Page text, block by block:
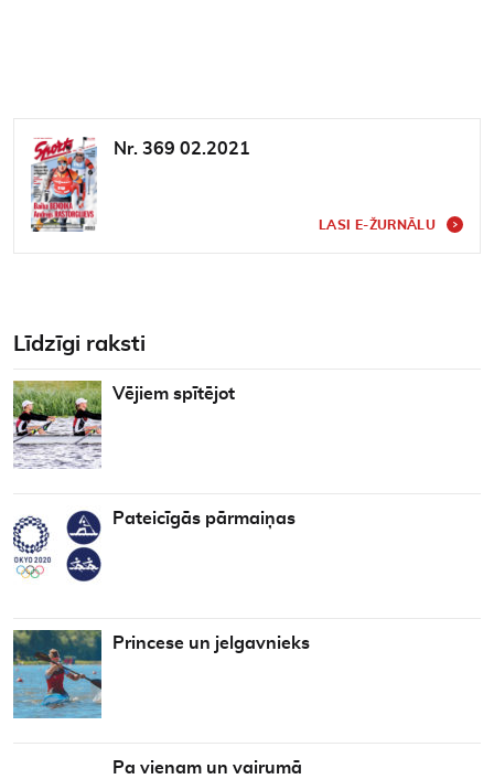
Nr. 369 02.2021
LASI E-ŽURNĀLU
Līdzīgi raksti
Vējiem spītējot
Pateicīgās pārmaiņas
Princese un jelgavnieks
Pa vienam un vairumā